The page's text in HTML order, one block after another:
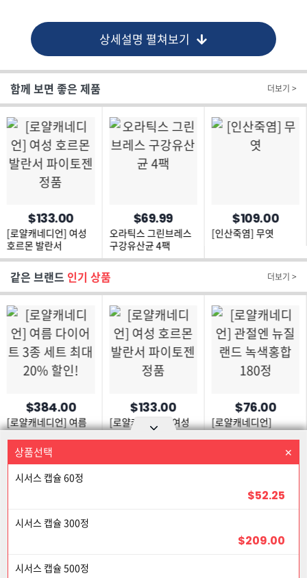
상세설명 펼쳐보기
함께 보면 좋은 제품 더보기 >
$133.00
[로얄캐네디언] 여성
호르몬 발란서
파이토젠 정품
$69.99
오라틱스 그린브레스
구강유산균 4팩
$109.00
[인산죽염] 무엿
같은 브랜드 인기 상품 더보기 >
$384.00
[로얄캐네디언] 여름
다이어트 3종 세트
최대 20% 할인!
$133.00
[로얄캐네디언] 여성
호르몬 발란서
$76.00
[로얄캐네디언]
관절엔 뉴질랜드
상품을 선택하세요
상품선택
시서스 캡슐 60정
$52.25
시서스 캡슐 300정
$209.00
시서스 캡슐 500정
©Joongangilbo USA. All Rights Reserved.